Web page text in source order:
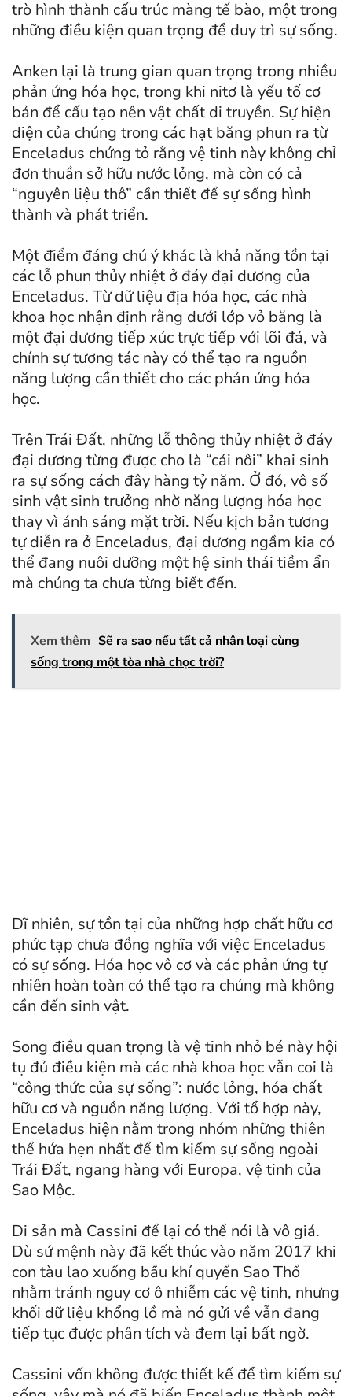
trò hình thành cấu trúc màng tế bào, một trong
những điều kiện quan trọng để duy trì sự sống.
Anken lại là trung gian quan trọng trong nhiều
phản ứng hóa học, trong khi nitơ là yếu tố cơ
bản để cấu tạo nên vật chất di truyền. Sự hiện
diện của chúng trong các hạt băng phun ra từ
Enceladus chứng tỏ rằng vệ tinh này không chỉ
đơn thuần sở hữu nước lỏng, mà còn có cả
“nguyên liệu thô” cần thiết để sự sống hình
thành và phát triển.
Một điểm đáng chú ý khác là khả năng tồn tại
các lỗ phun thủy nhiệt ở đáy đại dương của
Enceladus. Từ dữ liệu địa hóa học, các nhà
khoa học nhận định rằng dưới lớp vỏ băng là
một đại dương tiếp xúc trực tiếp với lõi đá, và
chính sự tương tác này có thể tạo ra nguồn
năng lượng cần thiết cho các phản ứng hóa
học.
Trên Trái Đất, những lỗ thông thủy nhiệt ở đáy
đại dương từng được cho là “cái nôi” khai sinh
ra sự sống cách đây hàng tỷ năm. Ở đó, vô số
sinh vật sinh trưởng nhờ năng lượng hóa học
thay vì ánh sáng mặt trời. Nếu kịch bản tương
tự diễn ra ở Enceladus, đại dương ngầm kia có
thể đang nuôi dưỡng một hệ sinh thái tiềm ẩn
mà chúng ta chưa từng biết đến.
Xem thêm Sẽ ra sao nếu tất cả nhân loại cùng
sống trong một tòa nhà chọc trời?
Dĩ nhiên, sự tồn tại của những hợp chất hữu cơ
phức tạp chưa đồng nghĩa với việc Enceladus
có sự sống. Hóa học vô cơ và các phản ứng tự
nhiên hoàn toàn có thể tạo ra chúng mà không
cần đến sinh vật.
Song điều quan trọng là vệ tinh nhỏ bé này hội
tụ đủ điều kiện mà các nhà khoa học vẫn coi là
“công thức của sự sống”: nước lỏng, hóa chất
hữu cơ và nguồn năng lượng. Với tổ hợp này,
Enceladus hiện nằm trong nhóm những thiên
thể hứa hẹn nhất để tìm kiếm sự sống ngoài
Trái Đất, ngang hàng với Europa, vệ tinh của
Sao Mộc.
Di sản mà Cassini để lại có thể nói là vô giá.
Dù sứ mệnh này đã kết thúc vào năm 2017 khi
con tàu lao xuống bầu khí quyển Sao Thổ
nhằm tránh nguy cơ ô nhiễm các vệ tinh, nhưng
khối dữ liệu khổng lồ mà nó gửi về vẫn đang
tiếp tục được phân tích và đem lại bất ngờ.
Cassini vốn không được thiết kế để tìm kiếm sự